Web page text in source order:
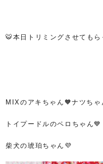
🐯本日トリミングさせても
MIXのアキちゃん🧡ナツちゃ
トイプードルのペロちゃん💙
柴犬の琥珀ちゃん💜